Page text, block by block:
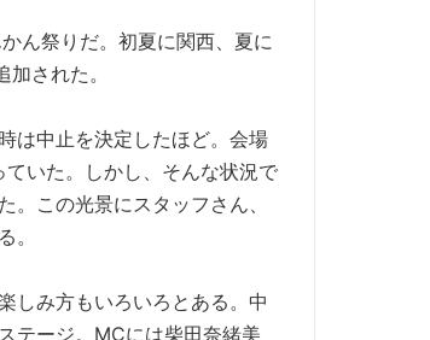
ん祭りだ。初夏に関西、夏に
された。
は中止を決定したほど。会場
いた。しかし、そんな状況で
この光景にスタッフさん、
。
しみ方もいろいろとある。中
テージ。MCには柴田奈緒美